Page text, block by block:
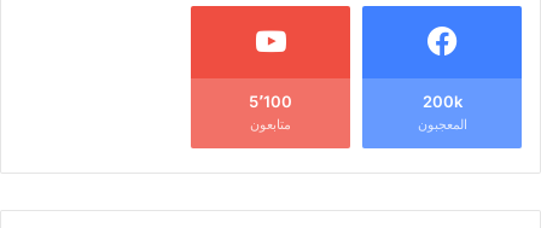
200k
المعجبون
5٬100
متابعون